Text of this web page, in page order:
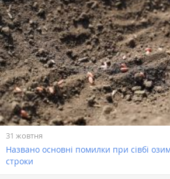
31 жовтня
Названо основні помилки при сівбі
строки